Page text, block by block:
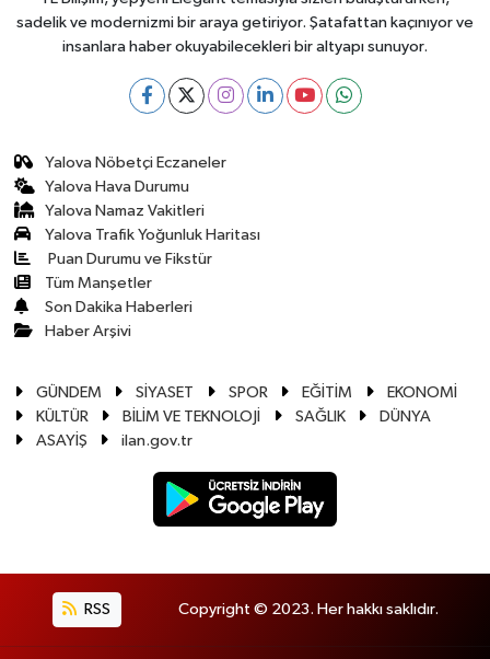
sadelik ve modernizmi bir araya getiriyor. Şatafattan kaçınıyor ve
insanlara haber okuyabilecekleri bir altyapı sunuyor.
Yalova Nöbetçi Eczaneler
Yalova Hava Durumu
Yalova Namaz Vakitleri
Yalova Trafik Yoğunluk Haritası
Puan Durumu ve Fikstür
Tüm Manşetler
Son Dakika Haberleri
Haber Arşivi
GÜNDEM SİYASET SPOR EĞİTİM
EKONOMİ
KÜLTÜR
BİLİM VE TEKNOLOJİ SAĞLIK
DÜNYA
ASAYİŞ
ilan.gov.tr
RSS Copyright © 2023. Her hakkı saklıdır.